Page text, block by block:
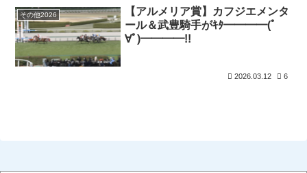
その他2026
【アルメリア賞】カフジエメンタ
ール＆武豊騎手がｷﾀ━━━━(ﾟ
∀ﾟ)━━━━!!
2026.03.12 6